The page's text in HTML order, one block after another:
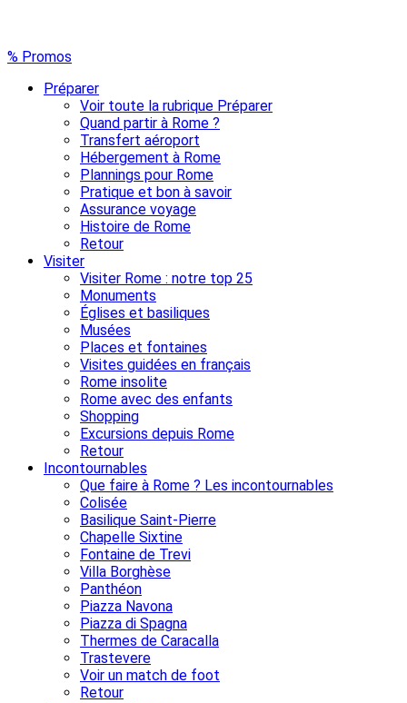
% Promos
Préparer
Voir toute la rubrique Préparer
Quand partir à Rome ?
Transfert aéroport
Hébergement à Rome
Plannings pour Rome
Pratique et bon à savoir
Assurance voyage
Histoire de Rome
Retour
Visiter
Visiter Rome : notre top 25
Monuments
Églises et basiliques
Musées
Places et fontaines
Visites guidées en français
Rome insolite
Rome avec des enfants
Shopping
Excursions depuis Rome
Retour
Incontournables
Que faire à Rome ? Les incontournables
Colisée
Basilique Saint-Pierre
Chapelle Sixtine
Fontaine de Trevi
Villa Borghèse
Panthéon
Piazza Navona
Piazza di Spagna
Thermes de Caracalla
Trastevere
Voir un match de foot
Retour